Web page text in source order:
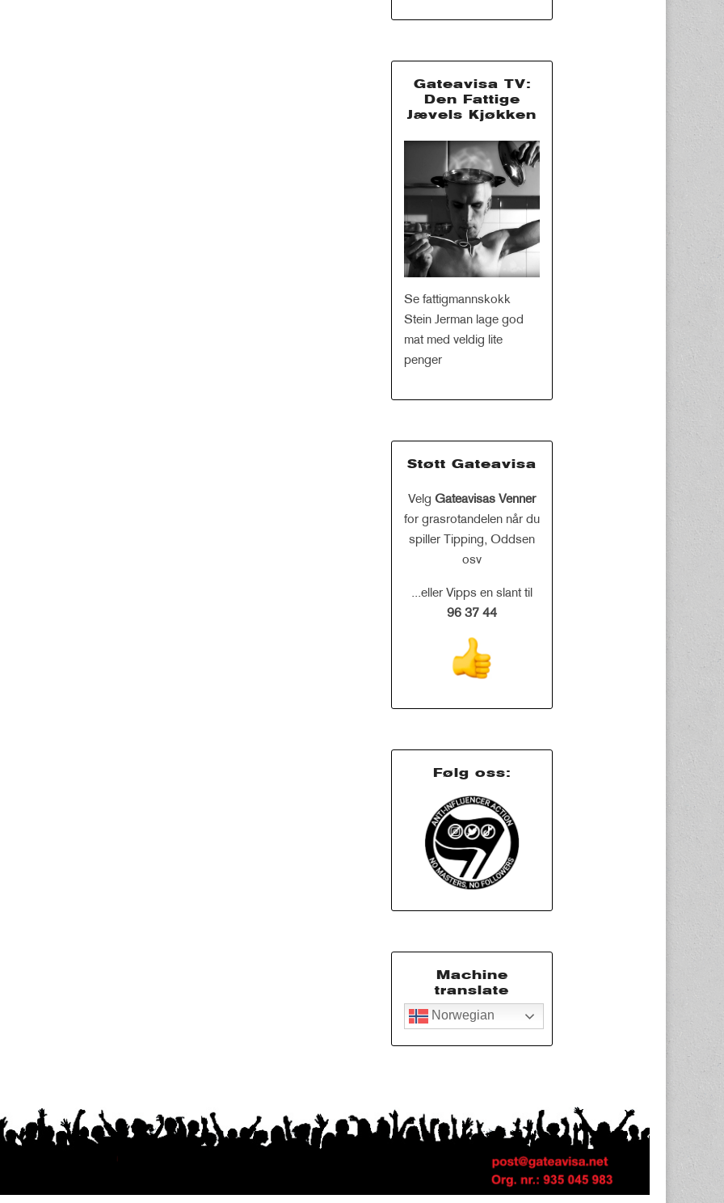
Gateavisa TV:
Den Fattige
Jævels Kjøkken
Se fattigmannskokk
Stein Jerman lage god
mat med veldig lite
penger
Støtt Gateavisa
Velg Gateavisas Venner
for grasrotandelen når du
spiller Tipping, Oddsen
osv
...eller Vipps en slant til
96 37 44
Følg oss:
Machine
translate
Norwegian